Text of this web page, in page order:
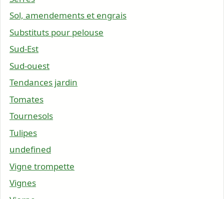
Sol, amendements et engrais
Substituts pour pelouse
Sud-Est
Sud-ouest
Tendances jardin
Tomates
Tournesols
Tulipes
undefined
Vigne trompette
Vignes